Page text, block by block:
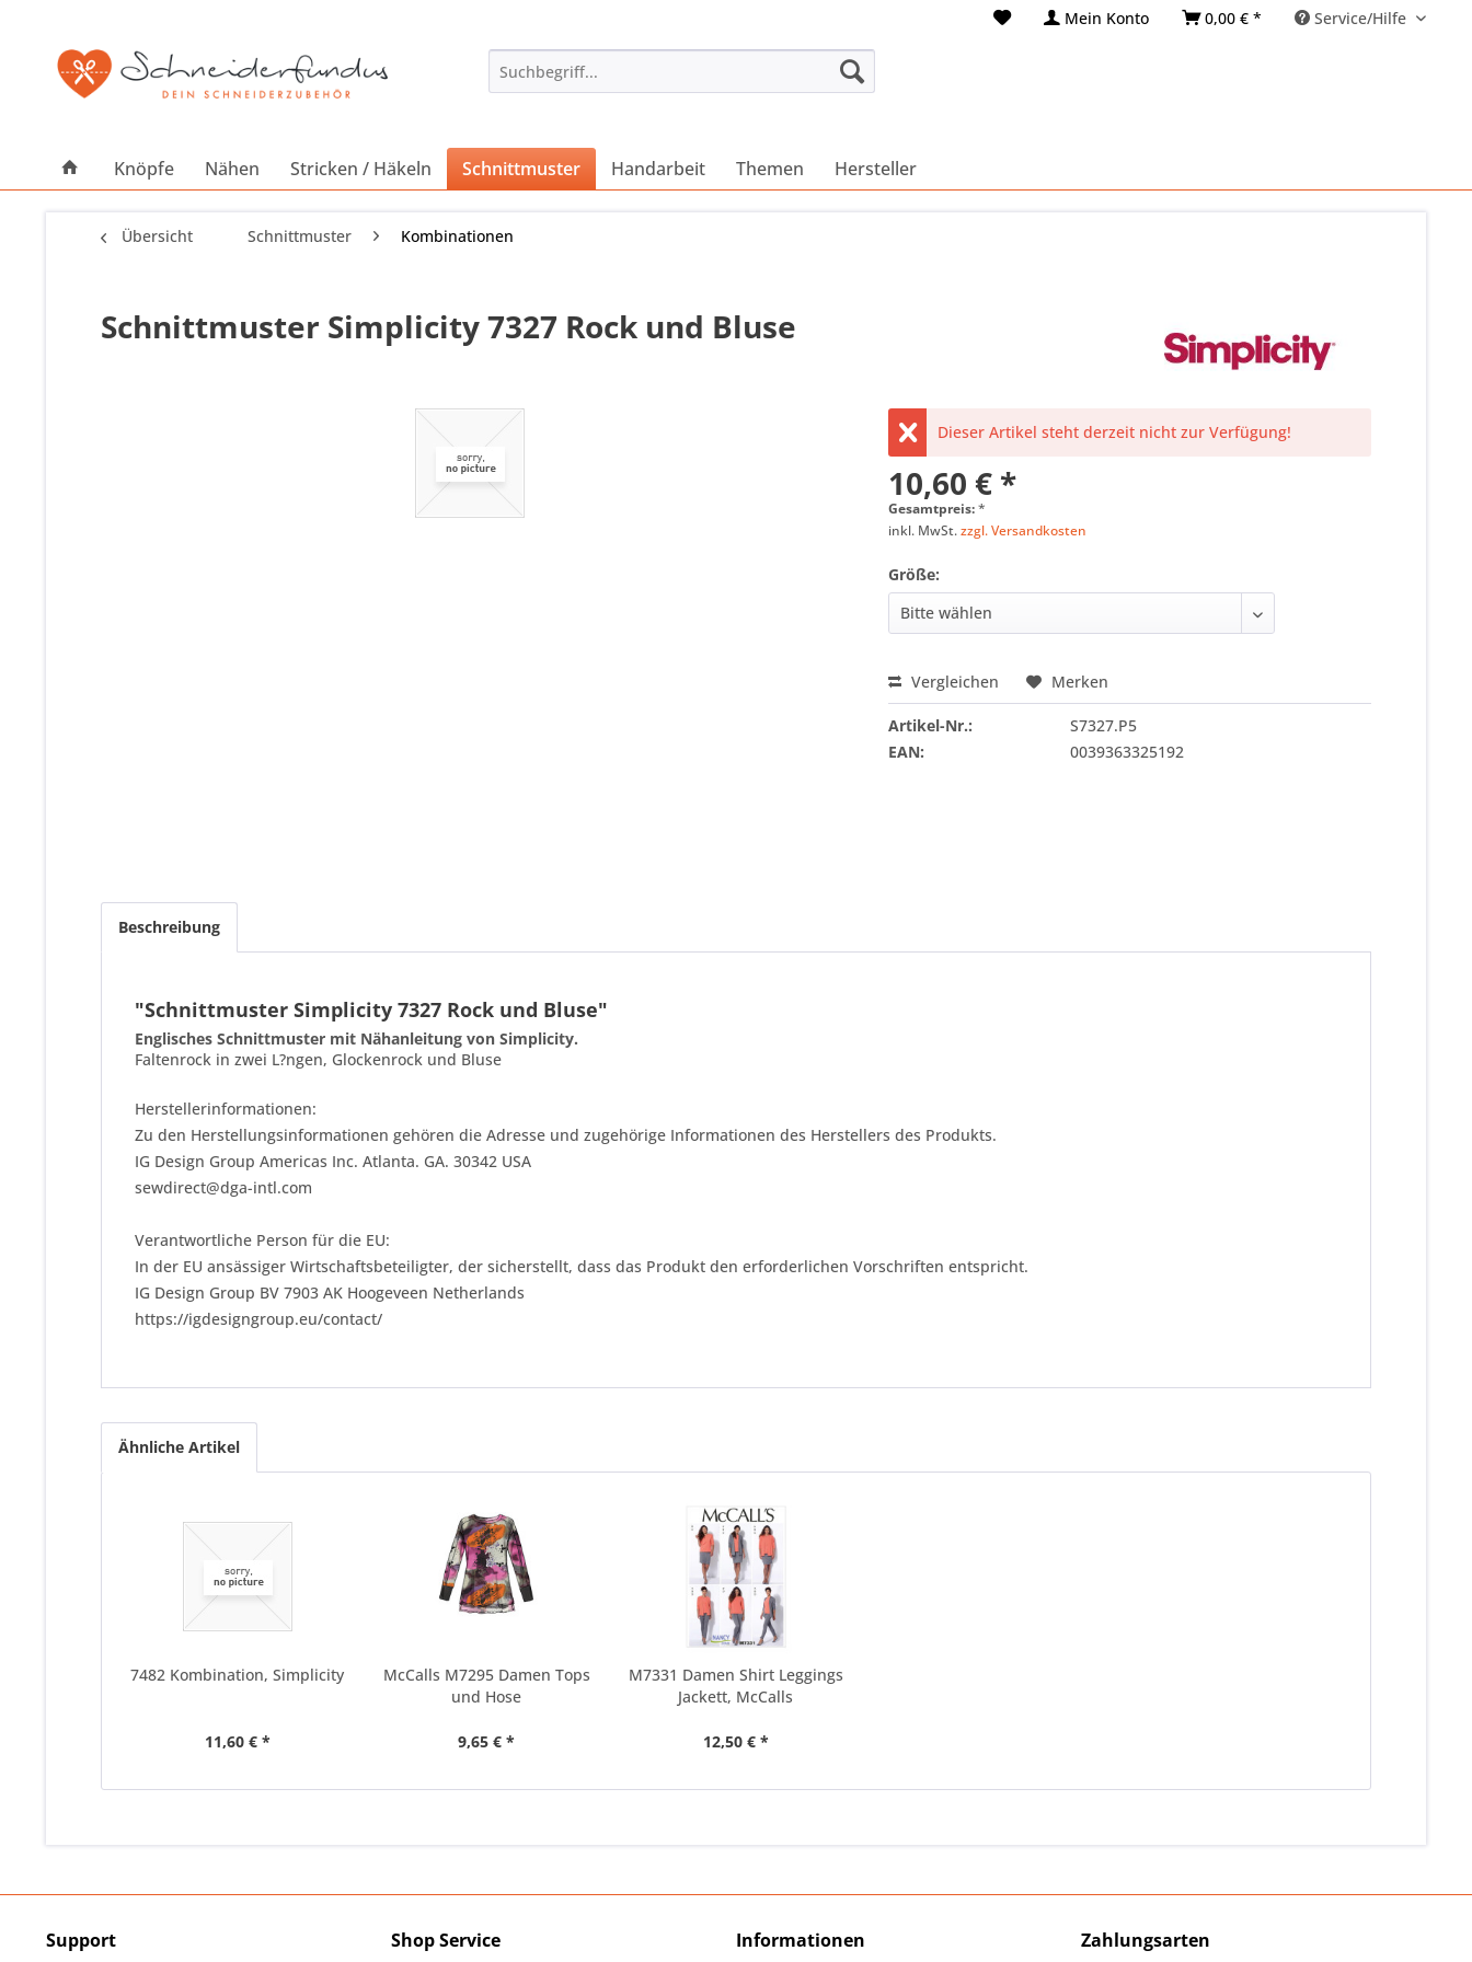
Mein Konto 0,00 € * Service/Hilfe
Knöpfe Nähen Stricken / Häkeln Schnittmuster Handarbeit Themen Hersteller
Übersicht Schnittmuster Kombinationen
Schnittmuster Simplicity 7327 Rock und Bluse
Dieser Artikel steht derzeit nicht zur Verfügung!
10,60 € *
Gesamtpreis:*
inkl. MwSt.zzgl. Versandkosten
Größe:
Vergleichen Merken
Artikel-Nr.:
S7327.P5
EAN:
0039363325192
Beschreibung
"Schnittmuster Simplicity 7327 Rock und Bluse"
Englisches Schnittmuster mit Nähanleitung von Simplicity.
Faltenrock in zwei L?ngen, Glockenrock und Bluse
Herstellerinformationen:
Zu den Herstellungsinformationen gehören die Adresse und zugehörige Informationen des Herstellers des Produkts.
IG Design Group Americas Inc. Atlanta. GA. 30342 USA
sewdirect@dga-intl.com
Verantwortliche Person für die EU:
In der EU ansässiger Wirtschaftsbeteiligter, der sicherstellt, dass das Produkt den erforderlichen Vorschriften entspricht.
IG Design Group BV 7903 AK Hoogeveen Netherlands
https://igdesigngroup.eu/contact/
Ähnliche Artikel
7482 Kombination, Simplicity
11,60 € *
McCalls M7295 Damen Tops
und Hose
9,65 € *
M7331 Damen Shirt Leggings
Jackett, McCalls
12,50 € *
Support Shop Service Informationen Zahlungsarten